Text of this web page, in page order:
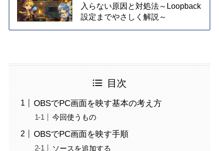
入らない原因と対処法～Loopback
設定までやさしく解説～
目次
OBSでPC画面を映す基本の考え方
今回使うもの
OBSでPC画面を映す手順
ソースを追加する